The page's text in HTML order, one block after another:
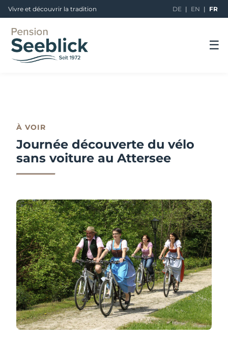
Vivre et découvrir la tradition DE | EN | FR
☰
À VOIR
Journée découverte du vélo
sans voiture au Attersee